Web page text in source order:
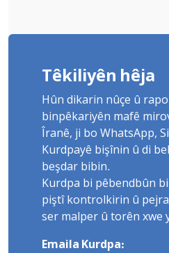
Têkiliyên hêja
Hûn dikarin nûçe û
binpêkariyên mafê
Îranê, ji bo WhatsApp,
Kurdpayê bişînin û di
beşdar bibin.
Kurdpa bi pêbendbûn
piştî kontrolkirin û
ser malper û torên xwe
Emaila Kurdpa: